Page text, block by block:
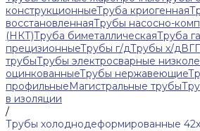
конструкционныеТруба криогенная
восстановленнаяТрубы насосно-
(НКТ)Труба биметаллическаяТруба
прецизионныеТрубы г/дТрубы х/д
трубыТрубы электросварные
оцинкованныеТрубы нержавеющие
профильныеМагистральные трубы
в изоляции
/
Трубы холоднодеформированные